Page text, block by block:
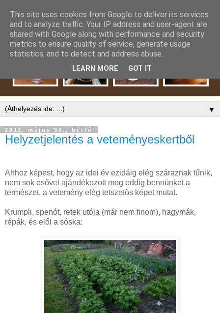
▼
2011. május 30., hétfő
Helyzetjelentés a veteményeskertből
Ahhoz képest, hogy az idei év ezidáig elég száraznak tűnik,
nem sok esővel ajándékozott meg eddig bennünket a
természet, a vetemény elég tetszetős képet mutat.
Krumpli, spenót, retek utója (már nem finom), hagymák,
répák, és elől a sóska:
This site uses cookies from Google to deliver its services
and to analyze traffic. Your IP address and user-agent are
shared with Google along with performance and security
metrics to ensure quality of service, generate usage
statistics, and to detect and address abuse.
LEARN MORE GOT IT